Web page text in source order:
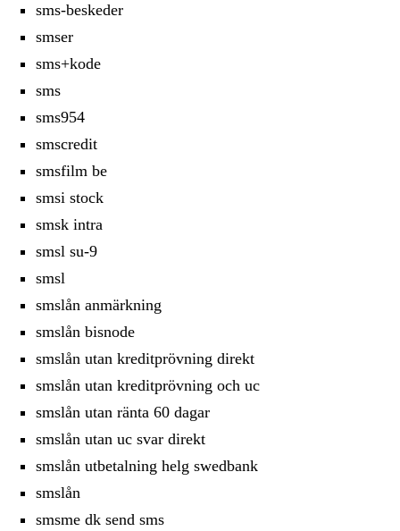
sms-beskeder
smser
sms+kode
sms
sms954
smscredit
smsfilm be
smsi stock
smsk intra
smsl su-9
smsl
smslån anmärkning
smslån bisnode
smslån utan kreditprövning direkt
smslån utan kreditprövning och uc
smslån utan ränta 60 dagar
smslån utan uc svar direkt
smslån utbetalning helg swedbank
smslån
smsme dk send sms